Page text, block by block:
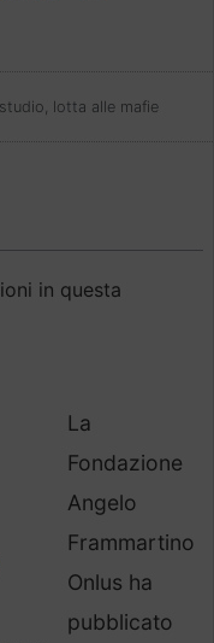
lotta alle mafie
in questa
La
Fondazione
Angelo
Frammartino
Onlus ha
pubblicato